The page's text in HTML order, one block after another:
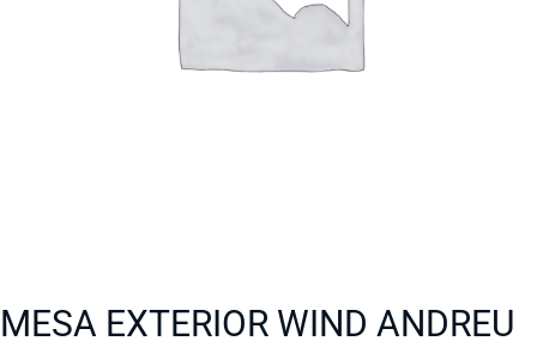
MESA EXTERIOR WIND ANDREU